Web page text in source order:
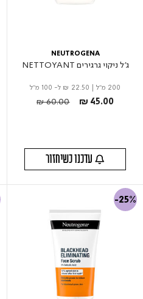
NEUTROGENA
ג'ל ניקוי גרגירים NETTOYANT
200 מ"ל ₪ 22.50 ל- 100 מ"ל
₪ 45.00
Price reduced from
₪ 60.00to
-25%